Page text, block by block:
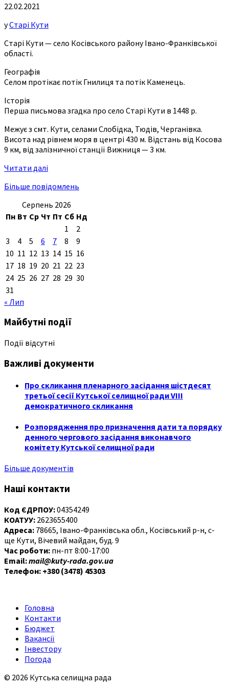
22.02.2021
уСтарі Кути
Старі Кути — село Косівського району Івано-Франківської
області.
Географія
Селом протікає потік Гнилиця та потік Каменець.
Історія
Перша письмова згадка про село Старі Кути в 1448 р.
Межує з смт. Кути, селами Слобідка, Тюдів, Черганівка.
Висота над рівнем моря в центрі 430 м. Відстань від Косова
9 км, від залізничної станції Вижниця — 3 км.
Читати далі
Більше повідомлень
Серпень 2026
Пн Вт Ср Чт Пт Сб Нд
1
2
3
4 5 6 7 8
9
10 11 12 13 14 15 16
17 18 19 20 21 22 23
24 25 26 27 28 29 30
31
« Лип
Майбутні події
Події відсутні
Важливі документи
Про скликання пленарного засідання шістдесят
третьої сесії Кутської селищної ради VIII
демократичного скликання
Розпорядження про призначення дати та порядку
денного чергового засідання виконавчого
комітету Кутської селищної ради
Більше документів
Наші контакти
Код ЄДРПОУ:04354249
КОАТУУ: 2623655400
Адреса: 78665, Івано-Франківська обл., Косівський р-н, с-
ще Кути, Вічевий майдан, буд. 9
Час роботи: пн-пт 8:00-17:00
Email:mail@kuty-rada.gov.ua
Телефон: +380 (3478) 45303
Головна
Контакти
Бюджет
Вакансії
Інвестору
Погода
© 2026 Кутська селищна рада